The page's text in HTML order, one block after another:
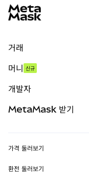
거래
무기한 선물
실물자산
머니 신규
개발자
MetaMask Connect
MetaMask 받기
가격 둘러보기
이더리움 가격
환전 둘러보기